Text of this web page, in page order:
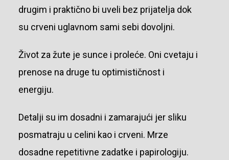
drugim i praktično bi uveli bez prijatelja dok
su crveni uglavnom sami sebi dovoljni.
Život za žute je sunce i proleće. Oni cvetaju i
prenose na druge tu optimističnost i
energiju.
Detalji su im dosadni i zamarajući jer sliku
posmatraju u celini kao i crveni. Mrze
dosadne repetitivne zadatke i papirologiju.